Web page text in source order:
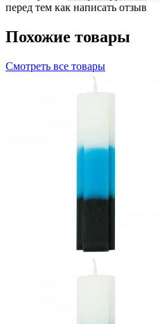
перед тем как написать отзыв
Похожие товары
Смотреть все товары